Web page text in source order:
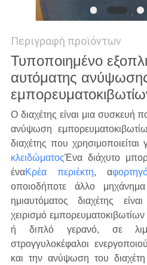
Περιγραφή προϊόντων
Τυποποιημένο
αυτόματης
Ο διαχέτης είναι μια συσκευή
ανύψωση
διαχέτης που χρησιμοποιείται
κλειδώματοςΈνα διάχυτο
έναΚρέα περιέκτη, α
οποιοδήποτε άλλο
ημιαυτόματος διαχέτης
χειρισμό
ή διπλό γερανό, σε
στρογγυλοκέφαλοι
και την ανύψωση του